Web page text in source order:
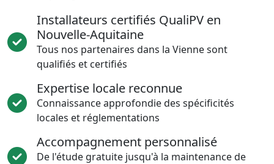
Installateurs certifiés QualiPV en
Nouvelle-Aquitaine
Tous nos partenaires dans la Vienne sont
qualifiés et certifiés
Expertise locale reconnue
Connaissance approfondie des spécificités
locales et réglementations
Accompagnement personnalisé
De l'étude gratuite jusqu'à la maintenance de